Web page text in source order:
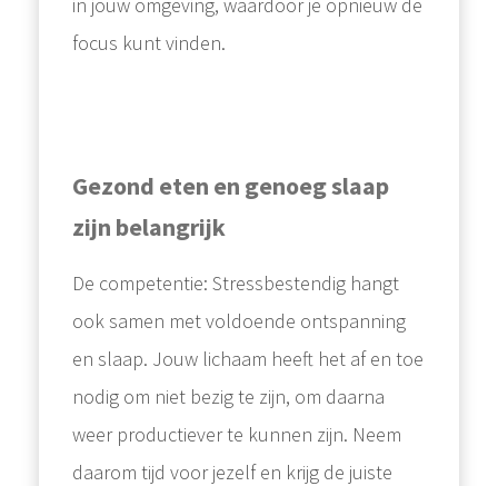
focus kunt vinden.
Gezond eten en genoeg slaap
zijn belangrijk
De competentie: Stressbestendig hangt
ook samen met voldoende ontspanning
en slaap. Jouw lichaam heeft het af en toe
nodig om niet bezig te zijn, om daarna
weer productiever te kunnen zijn. Neem
daarom tijd voor jezelf en krijg de juiste